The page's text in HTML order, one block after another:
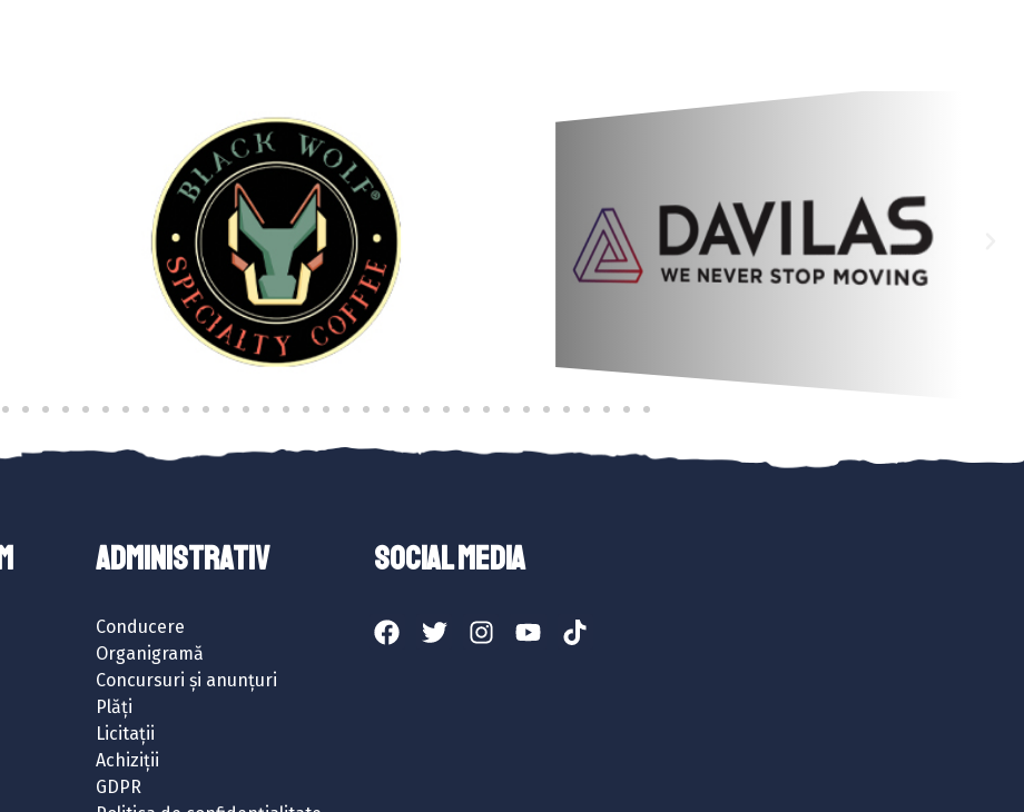
ADMINISTRATIV
Conducere
Organigramă
Concursuri și anunțuri
Plăți
Licitații
Achiziții
GDPR
SOCIAL MEDIA